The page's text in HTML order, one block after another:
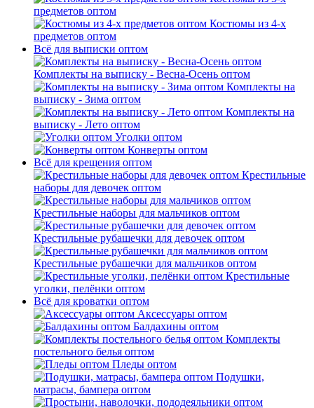
предметов оптом
Костюмы из 4-х
предметов оптом
Всё для выписки оптом
Комплекты на выписку - Весна-Осень оптом
Комплекты на
выписку - Зима оптом
Комплекты на
выписку - Лето оптом
Уголки оптом
Конверты оптом
Всё для крещения оптом
Крестильные
наборы для девочек оптом
Крестильные наборы для мальчиков оптом
Крестильные рубашечки для девочек оптом
Крестильные рубашечки для мальчиков оптом
Крестильные
уголки, пелёнки оптом
Всё для кроватки оптом
Аксессуары оптом
Балдахины оптом
Комплекты
постельного белья оптом
Пледы оптом
Подушки,
матрасы, бампера оптом